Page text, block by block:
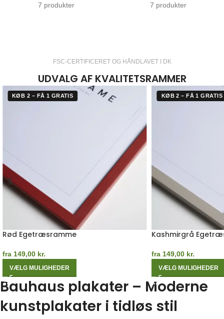
7 produkter 7 produkter
FSC-CERTIFICERET OG HÅNDLAVET I DK
UDVALG AF KVALITETSRAMMER
KØB 2 – FÅ 1 GRATIS
Rød Egetræsramme
fra 149,00 kr.
VÆLG MULIGHEDER
KØB 2 – FÅ 1 GRATIS
Kashmirgrå
fra 149,00 kr.
VÆLG MULIGHEDER
Bauhaus plakater – Moderne
kunstplakater i tidløs stil